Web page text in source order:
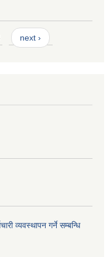
next ›
व्यवस्थापन गर्ने सम्बन्धि